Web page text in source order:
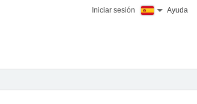
Iniciar sesión Ayuda